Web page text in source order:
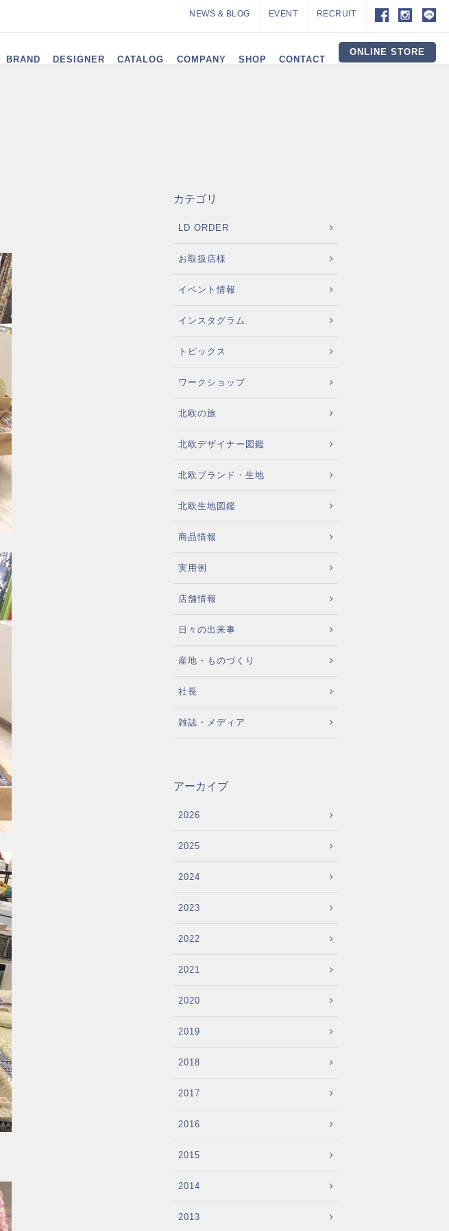
NEWS & BLOG EVENT RECRUIT
BRAND DESIGNER CATALOG COMPANY SHOP CONTACT
ONLINE STORE
カテゴリ
LD ORDER
お取扱店様
イベント情報
インスタグラム
トピックス
ワークショップ
北欧の旅
北欧デザイナー図鑑
北欧ブランド・生地
北欧生地図鑑
商品情報
実用例
店舗情報
日々の出来事
産地・ものづくり
社長
雑誌・メディア
アーカイブ
2026
2025
2024
2023
2022
2021
2020
2019
2018
2017
2016
2015
2014
2013